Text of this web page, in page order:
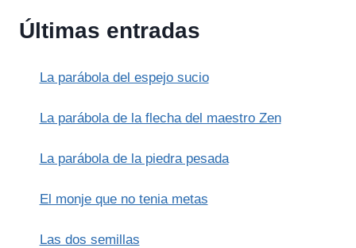
VOLCÁN
IZTACCÍHUATL
Últimas entradas
La parábola del espejo sucio
La parábola de la flecha del maestro Zen
La parábola de la piedra pesada
El monje que no tenia metas
Las dos semillas